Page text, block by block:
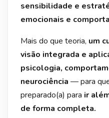
sensibilidade e
emocionais e
Mais do que teoria, um
visão integrada e
psicologia,
neurociência — para
preparado(a) para ir
de forma completa.